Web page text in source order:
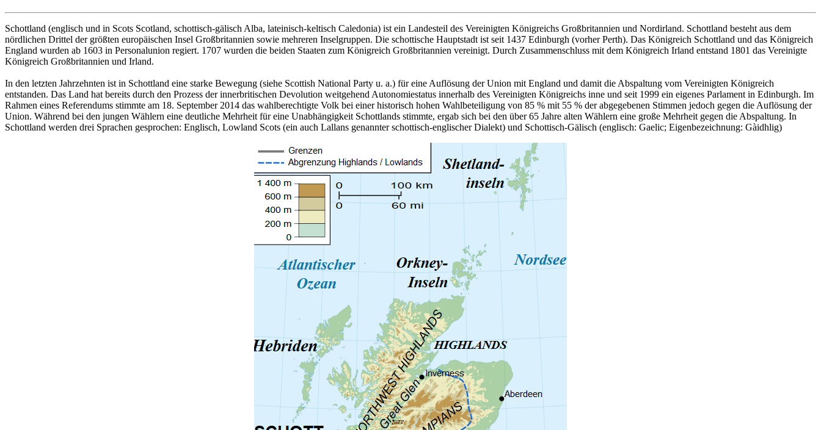
Schottland (englisch und in Scots Scotland, schottisch-gälisch Alba, lateinisch-keltisch Caledonia) ist ein Landesteil des Vereinigten Königreichs Großbritannien und Nordirland. Schottland besteht aus dem
nördlichen Drittel der größten europäischen Insel Großbritannien sowie mehreren Inselgruppen. Die schottische Hauptstadt ist seit 1437 Edinburgh (vorher Perth). Das Königreich Schottland und das Königreich
England wurden ab 1603 in Personalunion regiert. 1707 wurden die beiden Staaten zum Königreich Großbritannien vereinigt. Durch Zusammenschluss mit dem Königreich Irland entstand 1801 das Vereinigte
Königreich Großbritannien und Irland.
In den letzten Jahrzehnten ist in Schottland eine starke Bewegung (siehe Scottish National Party u. a.) für eine Auflösung der Union mit England und damit die Abspaltung vom Vereinigten Königreich
entstanden. Das Land hat bereits durch den Prozess der innerbritischen Devolution weitgehend Autonomiestatus innerhalb des Vereinigten Königreichs inne und seit 1999 ein eigenes Parlament in Edinburgh. Im
Rahmen eines Referendums stimmte am 18. September 2014 das wahlberechtigte Volk bei einer historisch hohen Wahlbeteiligung von 85 % mit 55 % der abgegebenen Stimmen jedoch gegen die Auflösung der
Union. Während bei den jungen Wählern eine deutliche Mehrheit für eine Unabhängigkeit Schottlands stimmte, ergab sich bei den über 65 Jahre alten Wählern eine große Mehrheit gegen die Abspaltung. In
Schottland werden drei Sprachen gesprochen: Englisch, Lowland Scots (ein auch Lallans genannter schottisch-englischer Dialekt) und Schottisch-Gälisch (englisch: Gaelic; Eigenbezeichnung: Gàidhlig)